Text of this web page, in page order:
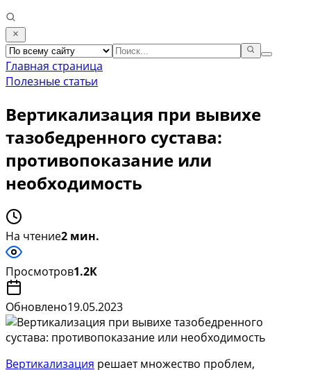
Главная страница
Полезные статьи
Вертикализация при вывихе
тазобедренного сустава:
противопоказание или
необходимость
На чтение2 мин.
Просмотров1.2К
Обновлено19.05.2023
Вертикализация решает множество проблем,